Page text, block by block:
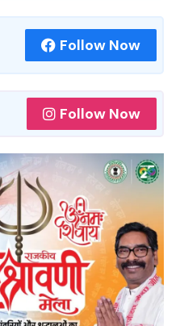
Follow Now
Follow Now